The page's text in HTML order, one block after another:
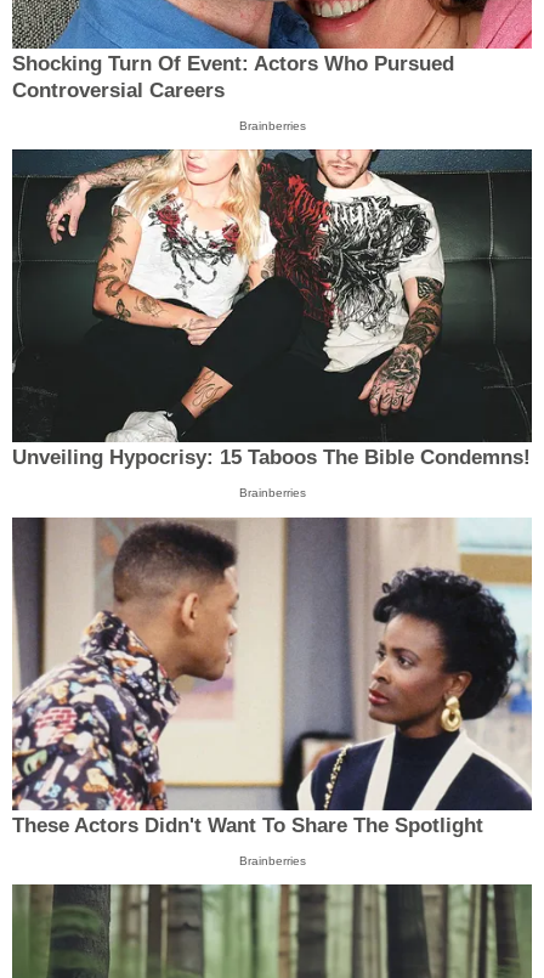
Shocking Turn Of Event: Actors Who Pursued
Controversial Careers
Brainberries
Unveiling Hypocrisy: 15 Taboos The Bible Condemns!
Brainberries
These Actors Didn't Want To Share The Spotlight
Brainberries